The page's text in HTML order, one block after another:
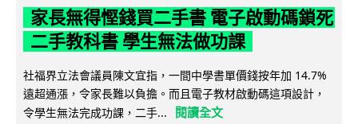
家長無得慳錢買二手書 電子啟動碼鎖死
二手教科書 學生無法做功課
社福界立法會議員陳文宜指，一間中學書單價錢按年加 14.7%
遠超通漲，令家長難以負擔。而且電子教材啟動碼這項設計，
令學生無法完成功課，二手...
閱讀全文